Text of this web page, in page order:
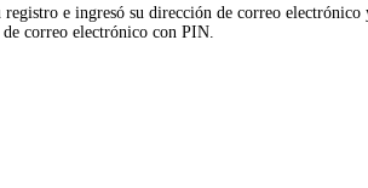
e ingresó su dirección de correo electrónico
correo electrónico con PIN.